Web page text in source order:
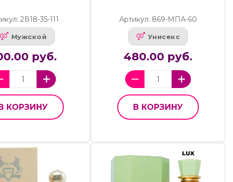
2В18-35-111
Мужской
руб.
В КОРЗИНУ
Артикул: 869-МПА-60
Унисекс
480.00 руб.
В КОРЗИНУ